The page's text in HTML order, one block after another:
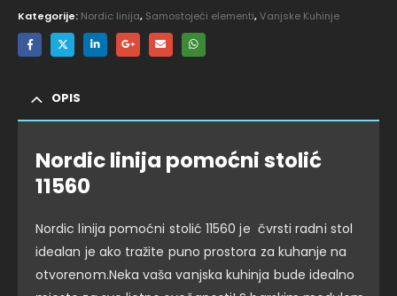
Kategorije: Nordic linija, Samostojeći elementi,Vanjske Kuhinje
OPIS
Nordic linija pomoćni stolić
11560
Nordic linija pomoćni stolić 11560 je čvrsti radni stol
idealan je ako tražite puno prostora za kuhanje na
otvorenom.Neka vaša vanjska kuhinja bude idealno